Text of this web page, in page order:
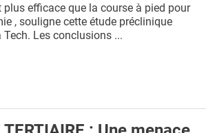
efficace que la course à pied pour
, souligne cette étude préclinique
Les conclusions ...